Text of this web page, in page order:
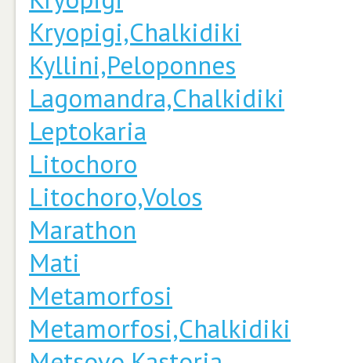
Kryopigi,Chalkidiki
Kyllini,Peloponnes
Lagomandra,Chalkidiki
Leptokaria
Litochoro
Litochoro,Volos
Marathon
Mati
Metamorfosi
Metamorfosi,Chalkidiki